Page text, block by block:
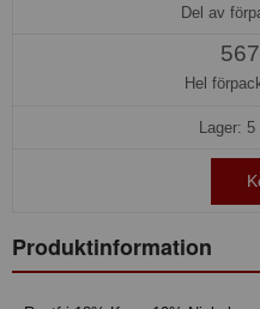
Del av
Hel
Lager:
Produktinformation